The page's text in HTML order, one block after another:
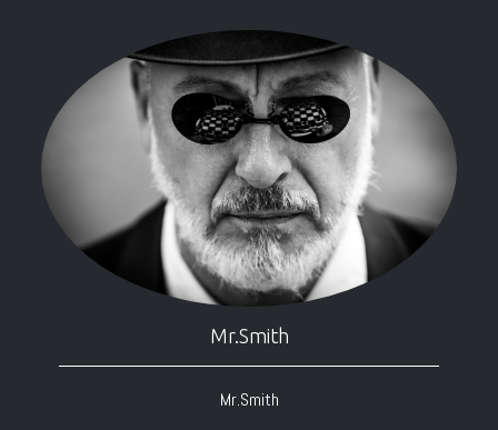
Mr.Smith
Mr.Smith